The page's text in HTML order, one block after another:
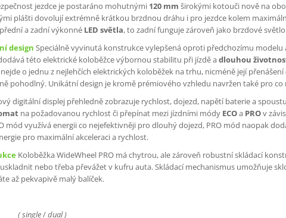
jezdce je postaráno mohutnými 120 mm širokými kotouči nově na
plášti dovolují extrémně krátkou brzdnou dráhu i pro jezdce kolem
a zadní výkonné LED světla, to zadní funguje zároveň jako brzdové
design Speciálně vyvinutá konstrukce vylepšená oproti předchozímu modelu
této elektrické koloběžce výbornou stabilitu při jízdě adlouhou
o jednu z nejlehčích elektrických koloběžek na trhu, nicméně její
pohodlný. Unikátní design je kromě prémiového vzhledu navržen také pro co
digitální displej přehledně zobrazuje rychlost, dojezd, napětí baterie a
na požadovanou rychlost či přepínat mezi jízdními módy ECOa PROv
mód využívá energii co nejefektivněji pro dlouhý dojezd, PRO mód naopak
pro maximální akceleraci a rychlost.
Koloběžka WideWheel PRO má chytrou, ale zároveň robustní skládací
nebo třeba převážet v kufru auta. Skládací mechanismus umožňuje
až pekvapivě malý balíček.
( single/dual )